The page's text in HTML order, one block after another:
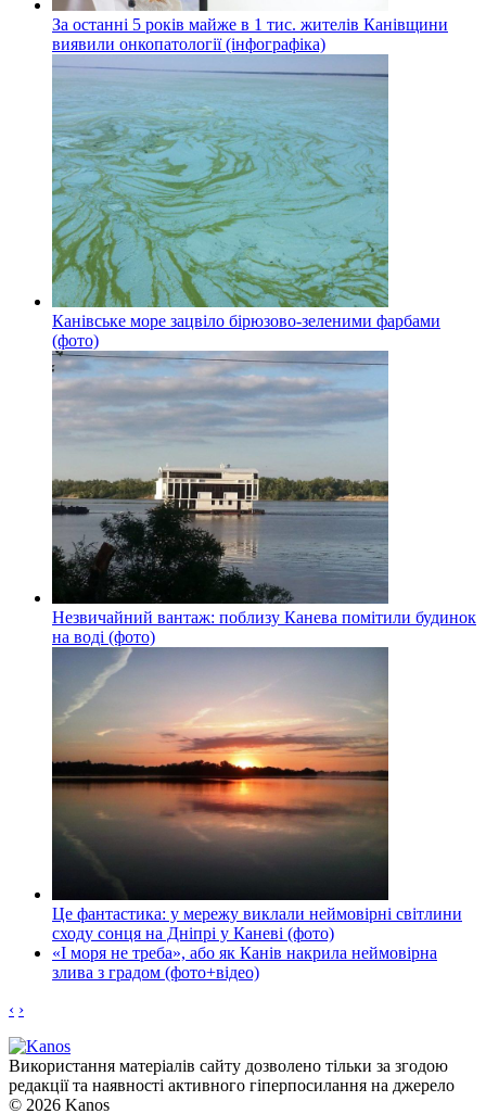
За останні 5 років майже в 1 тис. жителів Канівщини
виявили онкопатології (інфографіка)
Канівське море зацвіло бірюзово-зеленими фарбами
(фото)
Незвичайний вантаж: поблизу Канева помітили будинок
на воді (фото)
Це фантастика: у мережу виклали неймовірні світлини
сходу сонця на Дніпрі у Каневі (фото)
«І моря не треба», або як Канів накрила неймовірна
злива з градом (фото+відео)
‹ ›
Використання матеріалів сайту дозволено тільки за згодою
редакції та наявності активного гіперпосилання на джерело
© 2026 Kanos